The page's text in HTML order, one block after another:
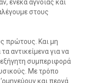
ένεκα άγνοιας και
στους
πρώτους. Και μη
αντικείμενα για να
συμπεριφορά
Με τρόπο
και περνά